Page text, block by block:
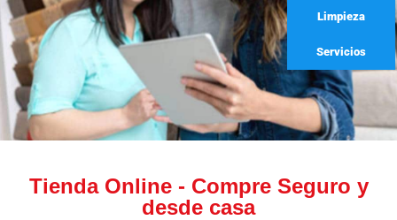
Limpieza
Servicios
Tienda Online - Compre Seguro y
desde casa